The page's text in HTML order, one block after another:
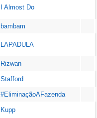
I Almost Do
bambam
LAPADULA
Rizwan
Stafford
#EliminaçãoAFazenda
Kupp